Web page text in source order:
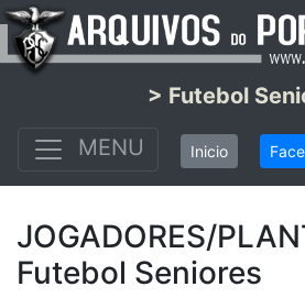
> Futebol
MENU
Inicio
JOGADORES/
Futebol Seniores